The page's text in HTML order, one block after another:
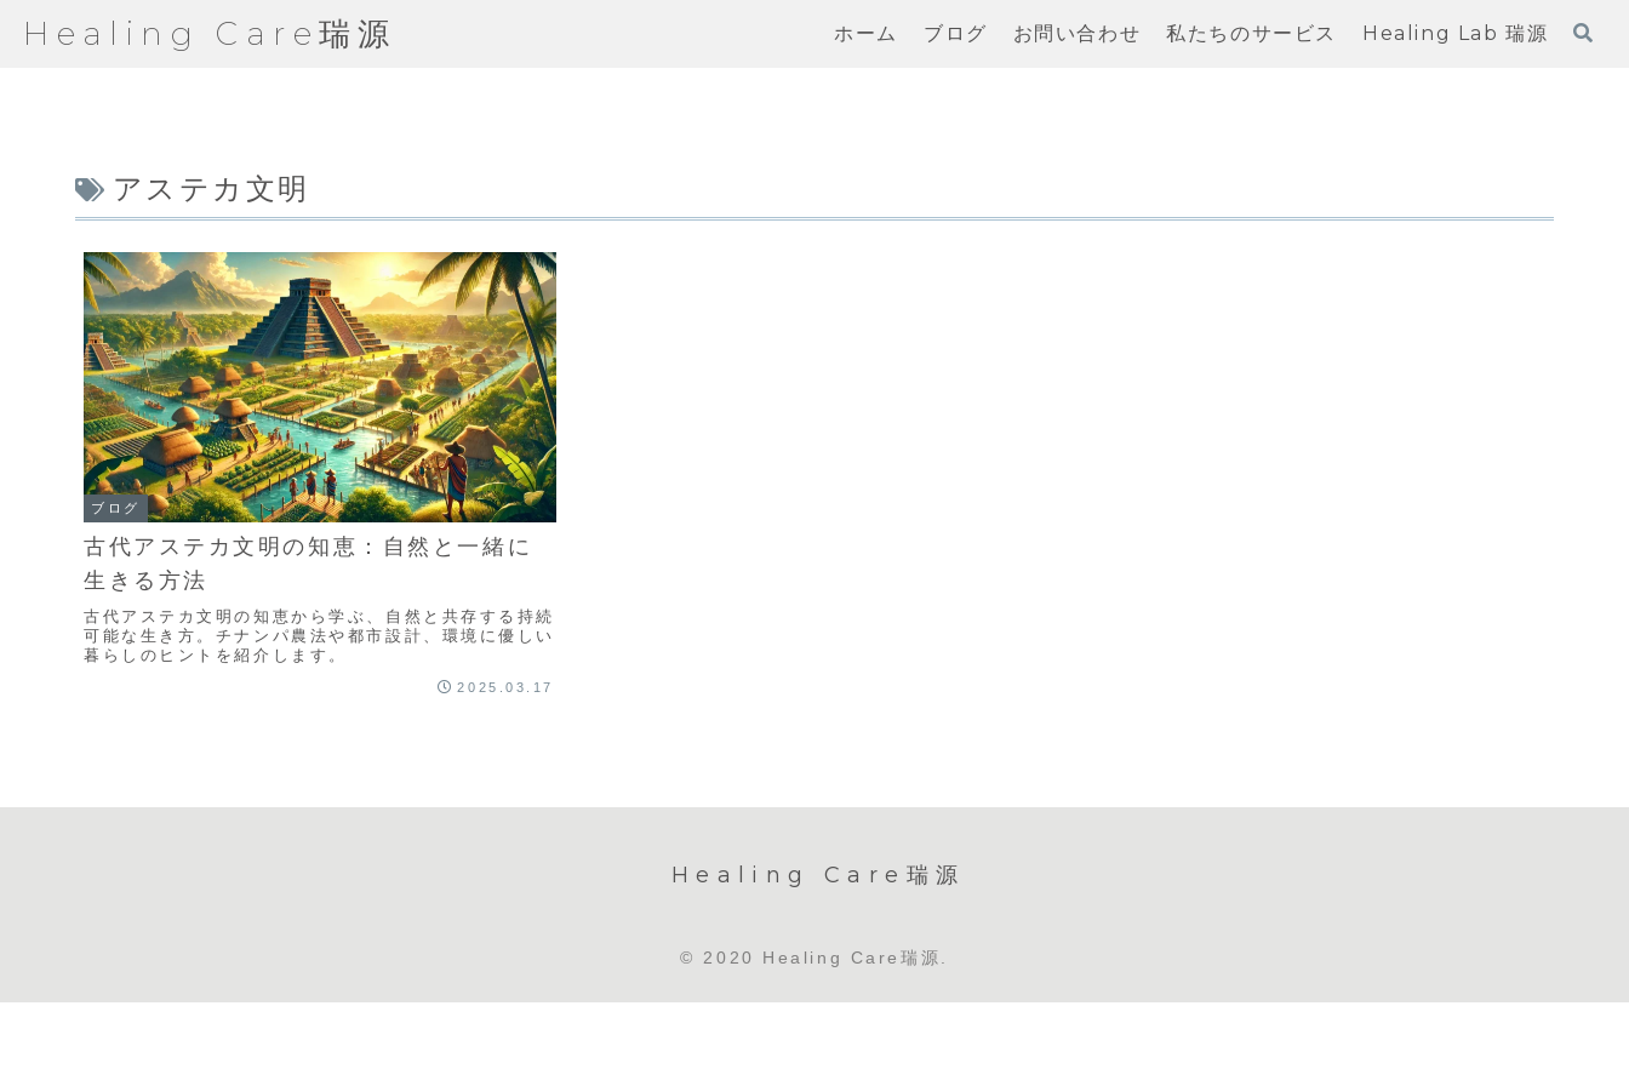
Healing Care瑞源 ホーム ブログ お問い合わせ 私たちのサービス Healing Lab 瑞源
アステカ文明
ブログ
古代アステカ文明の知恵：自然と一緒に
生きる方法
古代アステカ文明の知恵から学ぶ、自然と共存する持続
可能な生き方。チナンパ農法や都市設計、環境に優しい
暮らしのヒントを紹介します。
2025.03.17
Healing Care瑞源
© 2020 Healing Care瑞源.